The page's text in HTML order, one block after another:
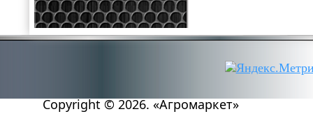
Copyright © 2026. «Агромаркет»